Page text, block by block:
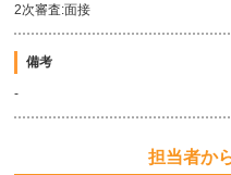
2次審査:面接
備考
-
担当者か